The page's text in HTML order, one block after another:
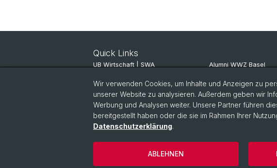
Quick Links
UB Wirtschaft | SWA
ITSC JBH
Alumni WWZ Basel
Alumni Basel
SVG Basel
© Universität Basel Datenschutz
Wir verwenden Cookies, um Inhalte und Anzeigen zu
unserer Website zu analysieren. Außerdem geben wir
Werbung und Analysen weiter. Unsere Partner führen
bereitgestellt haben oder die sie im Rahmen Ihrer
Datenschutzerklärung.
ABLEHNEN